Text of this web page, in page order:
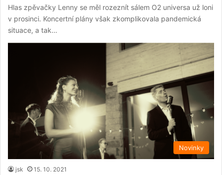
Hlas zpěvačky Lenny se měl rozeznít sálem O2 universa už loni
v prosinci. Koncertní plány však zkomplikovala pandemická
situace, a tak…
Novinky
jsk 15. 10. 2021